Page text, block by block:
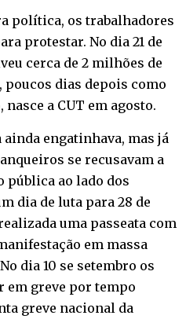
política, os trabalhadores
protestar. No dia 21 de
cerca de 2 milhões de
poucos dias depois como
a CUT em agosto.
ainda engatinhava, mas já
se recusavam a
pública ao lado dos
dia de luta para 28 de
uma passeata com
em massa
dia 10 se setembro os
em greve por tempo
greve nacional da